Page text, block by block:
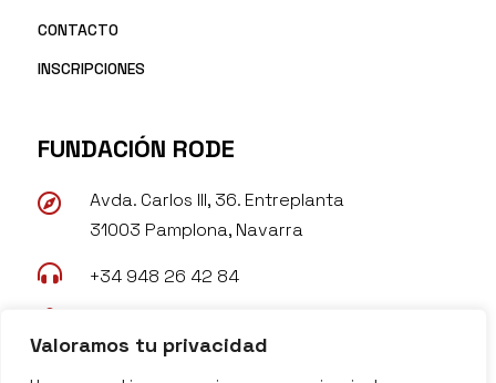
Valoramos tu privacidad
CONTACTO
INSCRIPCIONES
FUNDACIÓN RODE

Avda. Carlos III, 36. Entreplanta
31003 Pamplona, Navarra
 +34 948 26 42 84